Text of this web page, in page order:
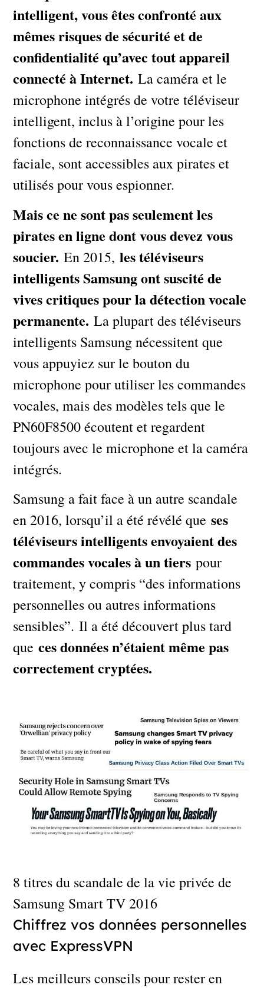
intelligent, vous êtes confronté aux
mêmes risques de sécurité et de
confidentialité qu’avec tout appareil
connecté à Internet.La caméra et le
microphone intégrés de votre téléviseur
intelligent, inclus à l’origine pour les
fonctions de reconnaissance vocale et
faciale, sont accessibles aux pirates et
utilisés pour vous espionner.
Mais ce ne sont pas seulement les
pirates en ligne dont vous devez vous
soucier.En 2015,les téléviseurs
intelligents Samsung ont suscité de
vives critiques pour la détection vocale
permanente.La plupart des téléviseurs
intelligents Samsung nécessitent que
vous appuyiez sur le bouton du
microphone pour utiliser les commandes
vocales, mais des modèles tels que le
PN60F8500 écoutent et regardent
toujours avec le microphone et la caméra
intégrés.
Samsung a fait face à un autre scandale
en 2016, lorsqu’il a été révélé queses
téléviseurs intelligents envoyaient des
commandes vocales à un tiers pour
traitement, y compris “des informations
personnelles ou autres informations
sensibles”. Il a été découvert plus tard
queces données n’étaient même pas
correctement cryptées.
8 titres du scandale de la vie privée de
Samsung Smart TV 2016
Chiffrez vos données personnelles
avec ExpressVPN
Les meilleurs conseils pour rester en